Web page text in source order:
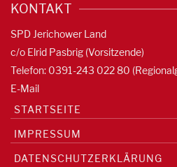
KONTAKT
SPD Jerichower Land
c/o Elrid Pasbrig (Vorsitzende)
Telefon: 0391-243 022 80
E-Mail
STARTSEITE
IMPRESSUM
DATENSCHUTZERKLÄRUNG